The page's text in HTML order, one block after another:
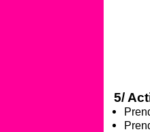
5/